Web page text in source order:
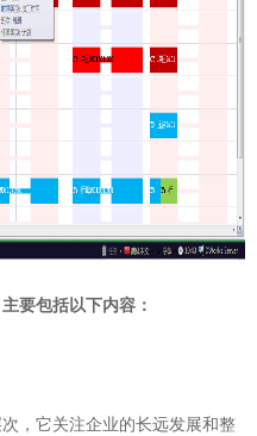
要包括以下内容：
它关注企业的长远发展和整